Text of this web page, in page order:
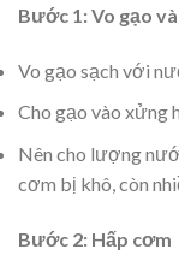
Bước 1: Vo gạo
Vo gạo sạch với
Cho gạo vào xửng
Nên cho lượng
cơm bị khô, còn
Bước 2: Hấp cơm